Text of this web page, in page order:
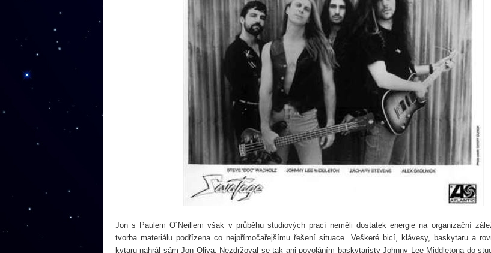
Jon s Paulem O´Neillem však v průběhu studiových prací neměli dostatek energie na organizační
tvorba materiálu podřízena co nejpřímočařejšímu řešení situace. Veškeré bicí, klávesy, baskytaru a
kytaru nahrál sám Jon Oliva. Nezdržoval se tak ani povoláním baskytaristy Johnny Lee Middletona do